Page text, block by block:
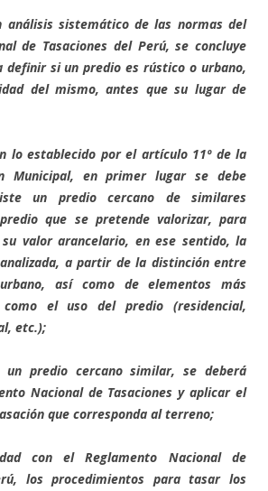
sistemático de las normas del
de Tasaciones del Perú, se concluye
si un predio es rústico o urbano,
del mismo, antes que su lugar de
lo establecido por el artículo 11º de la
Municipal, en primer lugar se debe
un predio cercano de similares
que se pretende valorizar, para
valor arancelario, en ese sentido, la
a partir de la distinción entre
así como de elementos más
como el uso del predio (residencial,
etc.);
predio cercano similar, se deberá
Nacional de Tasaciones y aplicar el
que corresponda al terreno;
con el Reglamento Nacional de
los procedimientos para tasar los